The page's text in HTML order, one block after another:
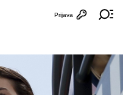
Otvori
Prijava